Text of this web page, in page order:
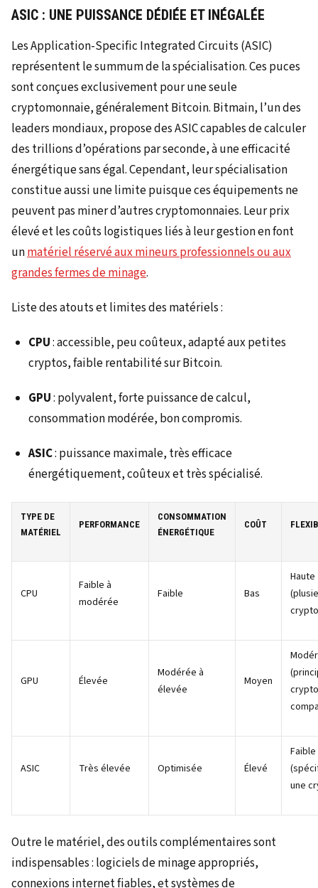
ASIC : UNE PUISSANCE DÉDIÉE ET INÉGALÉE
Les Application-Specific Integrated Circuits (ASIC)
représentent le summum de la spécialisation. Ces puces
sont conçues exclusivement pour une seule
cryptomonnaie, généralement Bitcoin. Bitmain, l’un des
leaders mondiaux, propose des ASIC capables de calculer
des trillions d’opérations par seconde, à une efficacité
énergétique sans égal. Cependant, leur spécialisation
constitue aussi une limite puisque ces équipements ne
peuvent pas miner d’autres cryptomonnaies. Leur prix
élevé et les coûts logistiques liés à leur gestion en font
unmatériel réservé aux mineurs professionnels ou aux
grandes fermes de minage.
Liste des atouts et limites des matériels :
CPU: accessible, peu coûteux, adapté aux petites
cryptos, faible rentabilité sur Bitcoin.
GPU: polyvalent, forte puissance de calcul,
consommation modérée, bon compromis.
ASIC: puissance maximale, très efficace
énergétiquement, coûteux et très spécialisé.
TYPE DE
MATÉRIEL
PERFORMANCE
CONSOMMATION
ÉNERGÉTIQUE
COÛT
CPU
Faible à
modérée
Faible Bas
Haute
GPU Élevée
Modérée à
élevée
Moyen
ASIC Très élevée Optimisée Élevé
Faible
une
Outre le matériel, des outils complémentaires sont
indispensables : logiciels de minage appropriés,
connexions internet fiables, et systèmes de